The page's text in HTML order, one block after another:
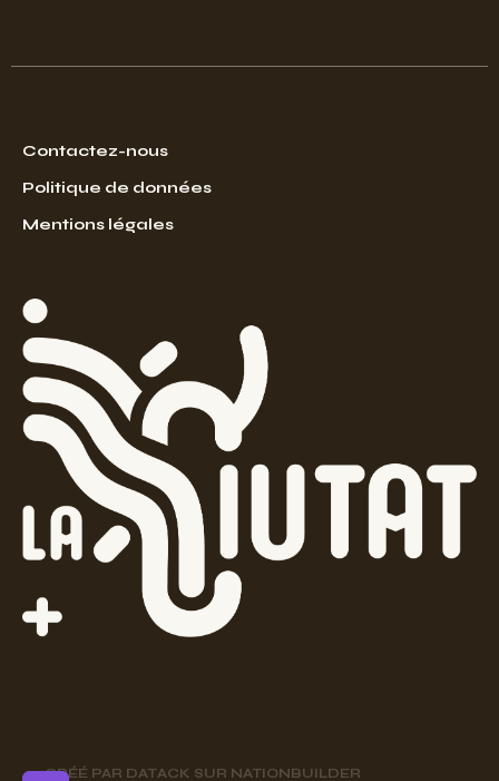
Contactez-nous
Politique de données
Mentions légales
CRÉÉ PAR DATACK SUR NATIONBUILDER